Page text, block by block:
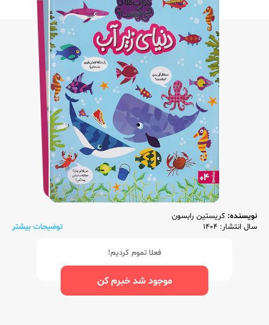
نویسنده: کریستین رابسون
سال انتشار: 1404
توضیحات بیشتر
فعلا تموم کردیم!
موجود شد خبرم کن